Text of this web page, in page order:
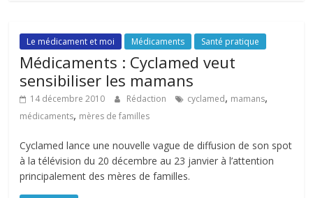
Le médicament et moi Médicaments Santé pratique
Médicaments : Cyclamed veut
sensibiliser les mamans
14 décembre 2010 Rédaction cyclamed, mamans,
médicaments, mères de familles
Cyclamed lance une nouvelle vague de diffusion de son spot
à la télévision du 20 décembre au 23 janvier à l’attention
principalement des mères de familles.